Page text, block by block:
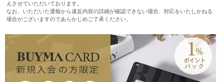
えさせていただいております。
なお、いただいた通報から違反内容の詳細が確認できない場合、対応をいたしかねる
場合がございますのであらかじめご了承ください。